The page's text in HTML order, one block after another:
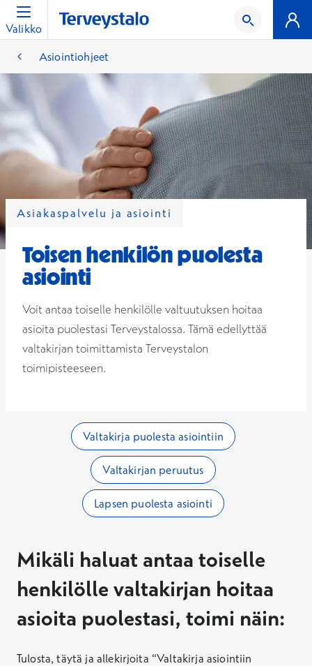
Valikko
Asiointiohjeet
Asiakaspalvelu ja asiointi
Toisen henkilön puolesta
asiointi
Voit antaa toiselle henkilölle valtuutuksen hoitaa
asioita puolestasi Terveystalossa. Tämä edellyttää
valtakirjan toimittamista Terveystalon
toimipisteeseen.
Valtakirja puolesta asiointiin
Valtakirjan peruutus
Lapsen puolesta asiointi
Mikäli haluat antaa toiselle
henkilölle valtakirjan hoitaa
asioita puolestasi, toimi näin:
Tulosta, täytä ja allekirjoita “Valtakirja asiointiin